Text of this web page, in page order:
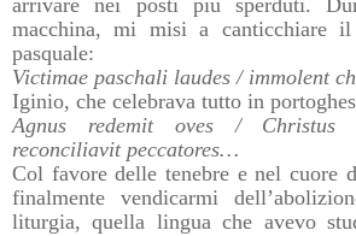
macchina, mi misi a canticchiare
pasquale:
Victimae paschali laudes / immolent
Iginio, che celebrava tutto in
Agnus redemit oves /
reconciliavit peccatores…
Col favore delle tenebre e nel cuore
finalmente vendicarmi
liturgia, quella lingua che avevo